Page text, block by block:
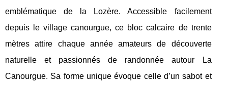
emblématique de la Lozère. Accessible facilement
depuis le village canourgue, ce bloc calcaire de trente
mètres attire chaque année amateurs de découverte
naturelle et passionnés de randonnée autour La
Canourgue. Sa forme unique évoque celle d’un sabot et